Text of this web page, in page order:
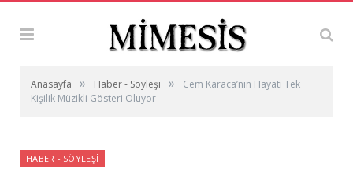
Anasayfa » Haber - Söyleşi »
Cem Karaca’nın Hayatı Tek
Kişilik Müzikli Gösteri Oluyor
HABER - SÖYLEŞI